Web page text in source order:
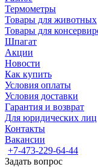
Термометры
Товары для животных
Товары для
Шпагат
Акции
Новости
Как купить
Условия оплаты
Условия доставки
Гарантия и возврат
Для юридических лиц
Контакты
Вакансии
+7-473-229-64-44
Задать вопрос